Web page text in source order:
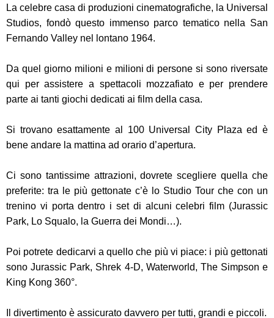
La celebre casa di produzioni cinematografiche, la Universal
Studios, fondò questo immenso parco tematico nella San
Fernando Valley nel lontano 1964.
Da quel giorno milioni e milioni di persone si sono riversate
qui per assistere a spettacoli mozzafiato e per prendere
parte ai tanti giochi dedicati ai film della casa.
Si trovano esattamente al 100 Universal City Plaza ed è
bene andare la mattina ad orario d’apertura.
Ci sono tantissime attrazioni, dovrete scegliere quella che
preferite: tra le più gettonate c’è lo Studio Tour che con un
trenino vi porta dentro i set di alcuni celebri film (Jurassic
Park, Lo Squalo, la Guerra dei Mondi…).
Poi potrete dedicarvi a quello che più vi piace: i più gettonati
sono Jurassic Park, Shrek 4-D, Waterworld, The Simpson e
King Kong 360°.
Il divertimento è assicurato davvero per tutti, grandi e piccoli.